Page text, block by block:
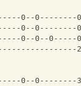
0--0--------
0--0--------
0--0--0-----
0--0--------